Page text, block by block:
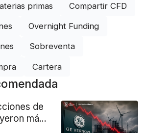
primas Compartir CFD
Overnight Funding
Sobreventa
Cartera
de
más